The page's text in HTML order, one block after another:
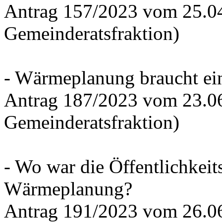
Antrag 157/2023 vom
Gemeinderatsfraktion)
- Wärmeplanung braucht
Antrag 187/2023 vom
Gemeinderatsfraktion)
- Wo war die
Wärmeplanung?
Antrag 191/2023 vom